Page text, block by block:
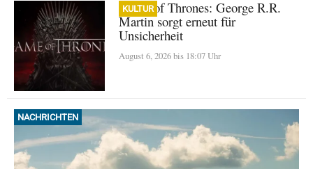
KULTUR
Game of Thrones: George R.R.
Martin sorgt erneut für
Unsicherheit
August 6, 2026 bis 18:07 Uhr
NACHRICHTEN